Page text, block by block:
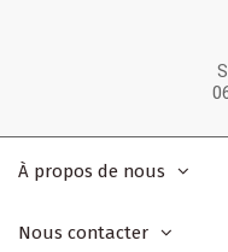
À propos de nous
Nous contacter